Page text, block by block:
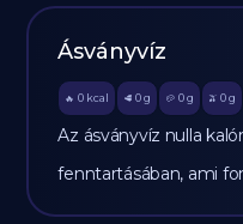
Ásványvíz
🔥 0 kcal 🥩 0 g 🥔 0g 🫒 0 g
Az ásványvíz nulla
fenntartásában, ami